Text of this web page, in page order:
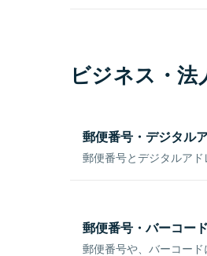
ビジネス・
郵便番号・デジタル
郵便番号とデジタルアド
郵便番号・バーコー
郵便番号や、バーコード